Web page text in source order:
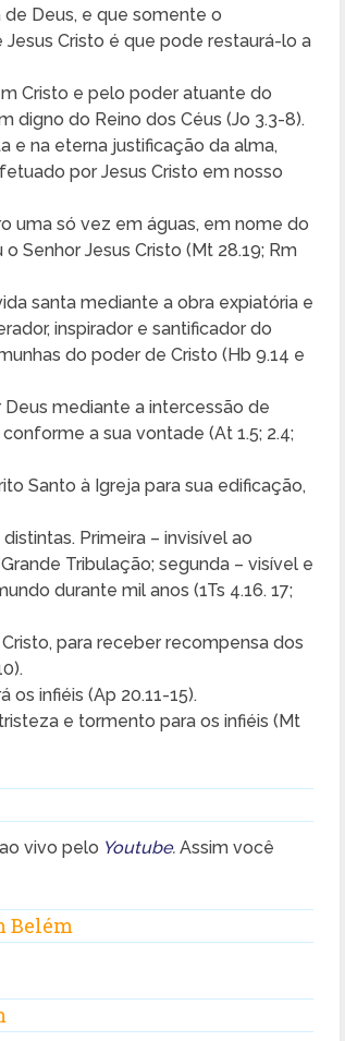
Deus, e que somente o
Cristo é que pode restaurá-lo a
Cristo e pelo poder atuante do
digno do Reino dos Céus (Jo 3.3-8).
e na eterna justificação da alma,
por Jesus Cristo em nosso
uma só vez em águas, em nome do
Senhor Jesus Cristo (Mt 28.19; Rm
santa mediante a obra expiatória e
inspirador e santificador do
do poder de Cristo (Hb 9.14 e
mediante a intercessão de
a sua vontade (At 1.5; 2.4;
Santo à Igreja para sua edificação,
Primeira – invisível ao
Tribulação; segunda – visível e
durante mil anos (1Ts 4.16. 17;
para receber recompensa dos
os infiéis (Ap 20.11-15).
e tormento para os infiéis (Mt
vivo pelo Youtube.Assim você
Belém